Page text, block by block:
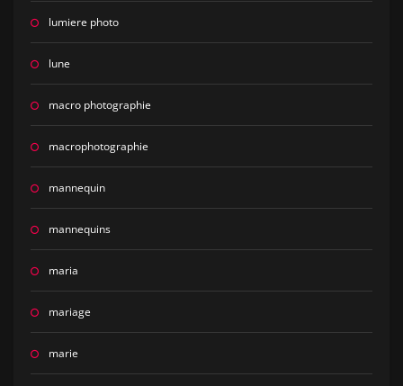
lumiere photo
lune
macro photographie
macrophotographie
mannequin
mannequins
maria
mariage
marie